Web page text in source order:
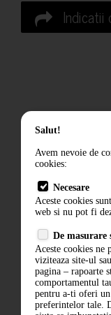
Indicatii
Salut!
Avem nevoie de
cookies:
Necesare
Aceste cookies
web si nu pot fi
De masurare
Aceste cookies ne
viziteaza site-ul
pagina – rapoarte
comportamentul
pentru a-ti oferi
preferintelor tale.